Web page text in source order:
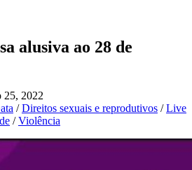
alusiva ao 28 de
25, 2022
/ Direitos sexuais e reprodutivos / Live
/ Violência